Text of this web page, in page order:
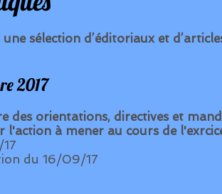
une sélection d’éditoriaux et
2017
des orientations, directives et
l'action à mener au cours de
du 16/09/17